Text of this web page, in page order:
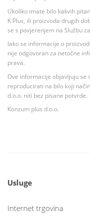
Ukoliko imate bilo kakvih
K Plus, ili proizvoda drugih
se s povjerenjem na Službu
Iako se informacije o
nije odgovoran za netočne
prava.
Ove informacije objavljuju se
reproducirati na bilo koji
d.o.o. niti bez pisane potvrde.
Konzum plus d.o.o.
Usluge
Internet trgovina